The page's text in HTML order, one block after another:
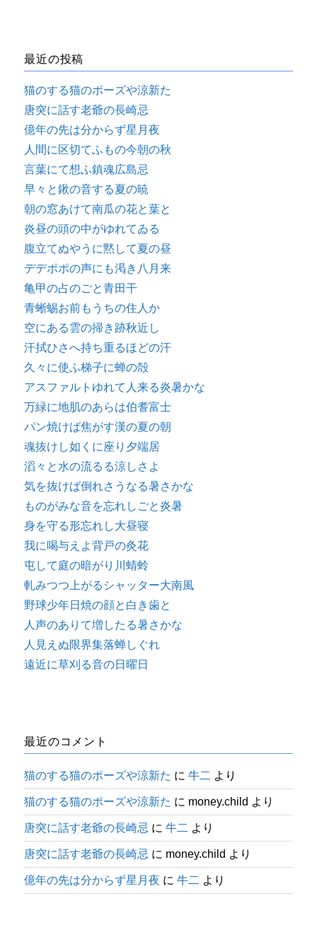
最近の投稿
猫のする猫のポーズや涼新た
唐突に話す老爺の長崎忌
億年の先は分からず星月夜
人間に区切てふもの今朝の秋
言葉にて想ふ鎮魂広島忌
早々と鍬の音する夏の暁
朝の窓あけて南瓜の花と葉と
炎昼の頭の中がゆれてゐる
腹立てぬやうに黙して夏の昼
デデポポの声にも渇き八月来
亀甲の占のごと青田干
青蜥蜴お前もうちの住人か
空にある雲の掃き跡秋近し
汗拭ひさへ持ち重るほどの汗
久々に使ふ梯子に蝉の殻
アスファルトゆれて人来る炎暑かな
万緑に地肌のあらは伯耆富士
パン焼けば焦がす漢の夏の朝
魂抜けし如くに座り夕端居
滔々と水の流るる涼しさよ
気を抜けば倒れさうなる暑さかな
ものがみな音を忘れしごと炎暑
身を守る形忘れし大昼寝
我に喝与えよ背戸の灸花
屯して庭の暗がり川蜻蛉
軋みつつ上がるシャッター大南風
野球少年日焼の顔と白き歯と
人声のありて増したる暑さかな
人見えぬ限界集落蝉しぐれ
遠近に草刈る音の日曜日
最近のコメント
猫のする猫のポーズや涼新た に牛二 より
猫のする猫のポーズや涼新た に money.child より
唐突に話す老爺の長崎忌 に牛二 より
唐突に話す老爺の長崎忌 に money.child より
億年の先は分からず星月夜 に牛二 より